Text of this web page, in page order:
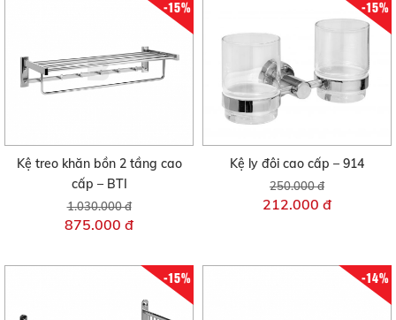
-15%
Kệ treo khăn bồn 2 tầng cao
cấp – BTI
1.030.000 đ
875.000 đ
-15%
Kệ ly đôi cao cấp – 914
250.000 đ
212.000 đ
-15% -14%